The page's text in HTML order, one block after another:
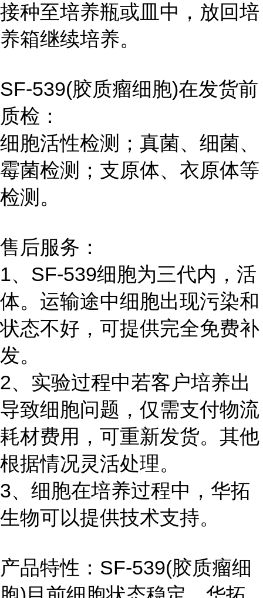
接种至培养瓶或皿中，放回培
养箱继续培养。
SF-539(胶质瘤细胞)在发货前
质检：
细胞活性检测；真菌、细菌、
霉菌检测；支原体、衣原体等
检测。
售后服务：
1、SF-539细胞为三代内，活
体。运输途中细胞出现污染和
状态不好，可提供完全免费补
发。
2、实验过程中若客户培养出
导致细胞问题，仅需支付物流
耗材费用，可重新发货。其他
根据情况灵活处理。
3、细胞在培养过程中，华拓
生物可以提供技术支持。
产品特性：SF-539(胶质瘤细